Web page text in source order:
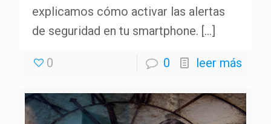
explicamos cómo activar las alertas
de seguridad en tu smartphone. […]
0 0 leer más